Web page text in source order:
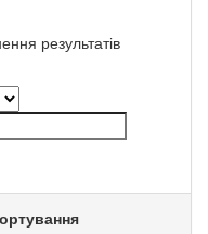
результатів